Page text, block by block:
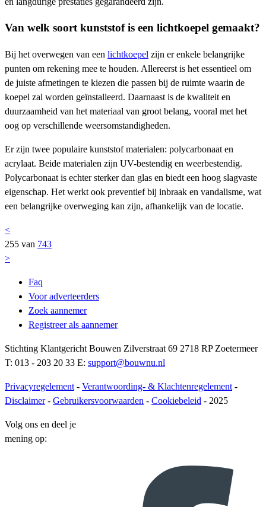
Van welk soort kunststof is een lichtkoepel gemaakt?
Bij het overwegen van een lichtkoepel zijn er enkele belangrijke
punten om rekening mee te houden. Allereerst is het essentieel om
de juiste afmetingen te kiezen die passen bij de ruimte waarin de
koepel zal worden geïnstalleerd. Daarnaast is de kwaliteit en
duurzaamheid van het materiaal van groot belang, vooral met het
oog op verschillende weersomstandigheden.
Er zijn twee populaire kunststof materialen: polycarbonaat en
acrylaat. Beide materialen zijn UV-bestendig en weerbestendig.
Polycarbonaat is echter sterker dan glas en biedt een hoog slagvaste
eigenschap. Het werkt ook preventief bij inbraak en vandalisme, wat
een belangrijke overweging kan zijn, afhankelijk van de locatie.
<
255 van 743
>
Faq
Voor adverteerders
Zoek aannemer
Registreer als aannemer
Stichting Klantgericht Bouwen Zilverstraat 69 2718 RP Zoetermeer
T: 013 - 203 20 33 E: support@bouwnu.nl
Privacyregelement - Verantwoording- & Klachtenregelement -
Disclaimer- Gebruikersvoorwaarden - Cookiebeleid - 2025
Volg ons en deel je
mening op: